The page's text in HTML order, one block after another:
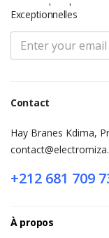
Exceptionnelles
Contact
Hay Branes Kdima,
+212 681 709
À propos